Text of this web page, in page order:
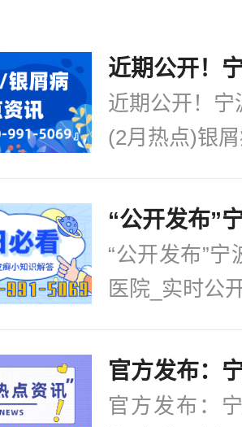
近期公开！
(2月热点)银
“公开发布”
医院_实时公
官方发布：